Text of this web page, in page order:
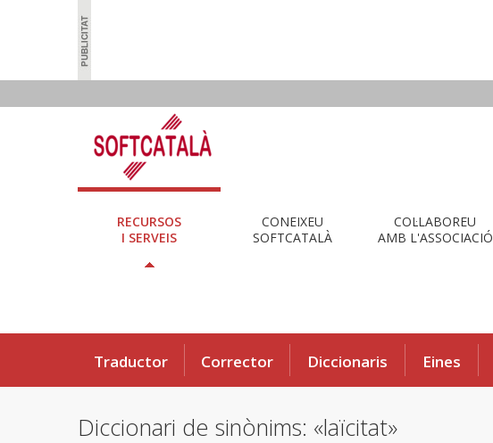
RECURSOS
I SERVEIS
CONEIXEU
SOFTCATALÀ
COL·LABOREU
AMB L'ASSOCIACIÓ
Traductor Corrector Diccionaris Eines
Diccionari de sinònims: «laïcitat»